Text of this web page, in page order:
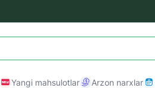
Yangi mahsulotlar Arzon narxlar